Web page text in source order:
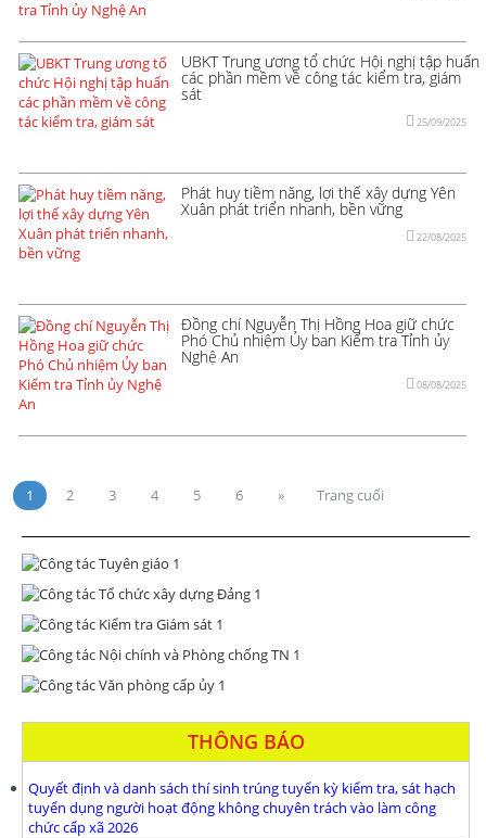
UBKT Trung ương tổ chức Hội nghị tập huấn
các phần mềm về công tác kiểm tra, giám
sát
25/09/2025
Phát huy tiềm năng, lợi thế xây dựng Yên
Xuân phát triển nhanh, bền vững
22/08/2025
Đồng chí Nguyễn Thị Hồng Hoa giữ chức
Phó Chủ nhiệm Ủy ban Kiểm tra Tỉnh ủy
Nghệ An
08/08/2025
1 2 3 4 5 6 » Trang cuối
THÔNG BÁO
Quyết định và danh sách thí sinh trúng tuyển kỳ kiểm tra, sát hạch
tuyển dụng người hoạt động không chuyên trách vào làm công
chức cấp xã 2026